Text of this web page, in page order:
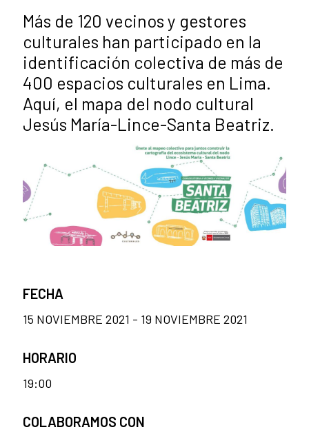
Más de 120 vecinos y gestores
culturales han participado en la
identificación colectiva de más de
400 espacios culturales en Lima.
Aquí, el mapa del nodo cultural
Jesús María-Lince-Santa Beatriz.
FECHA
15 NOVIEMBRE 2021 - 19 NOVIEMBRE 2021
HORARIO
19:00
COLABORAMOS CON